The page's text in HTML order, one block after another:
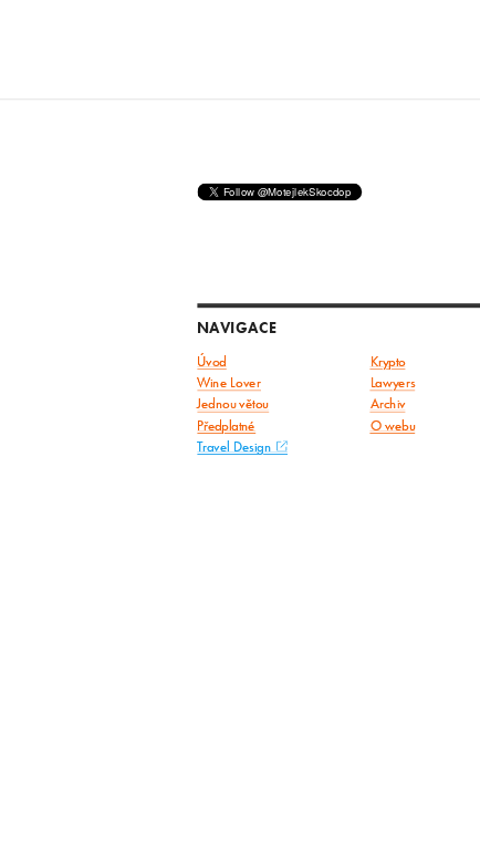
NAVIGACE
Úvod Krypto
Wine Lover
Lawyers
Jednou větou
Archiv
Předplatné O webu
Travel Design